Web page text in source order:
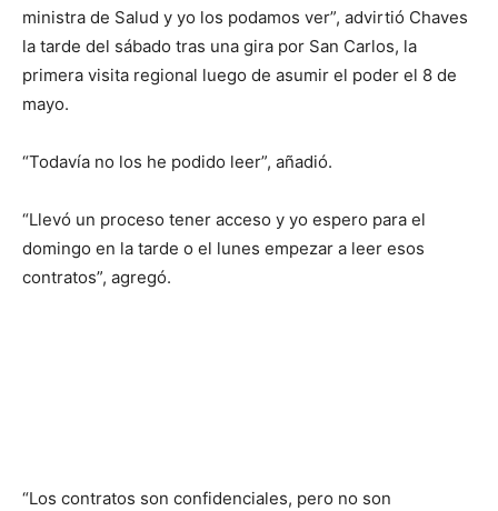
ministra de Salud y yo los podamos ver”, advirtió Chaves
la tarde del sábado tras una gira por San Carlos, la
primera visita regional luego de asumir el poder el 8 de
mayo.
“Todavía no los he podido leer”, añadió.
“Llevó un proceso tener acceso y yo espero para el
domingo en la tarde o el lunes empezar a leer esos
contratos”, agregó.
“Los contratos son confidenciales, pero no son